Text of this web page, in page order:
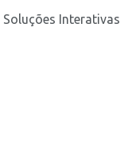
Interativas